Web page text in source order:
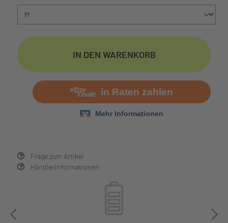
Frage zum Artikel
Händlerinformationen
IN DEN WARENKORB